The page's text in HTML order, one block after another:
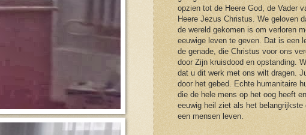
opzien tot de Heere God, de Vader
Heere Jezus Christus. We geloven
de wereld gekomen is om verloren
eeuwige leven te geven. Dat is een
de genade, die Christus voor ons
door Zijn kruisdood en opstanding.
dat u dit werk met ons wilt dragen.
door het gebed. Echte humanitaire
die de hele mens op het oog heeft
eeuwig heil ziet als het belangrijkste
een mensen leven.